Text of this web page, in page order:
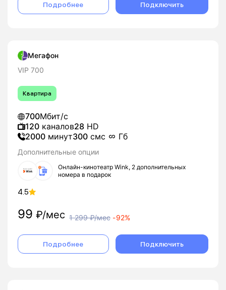
Подробнее Подключить
Мегафон
VIP 700
Квартира
700Мбит/с
120 каналов28 HD
2000 минут300 смс Гб
Дополнительные опции
Онлайн-кинотеатр Wink, 2 дополнительных
номера в подарок
4.5
99 ₽/мес 1 299₽/мес -92%
Подробнее Подключить